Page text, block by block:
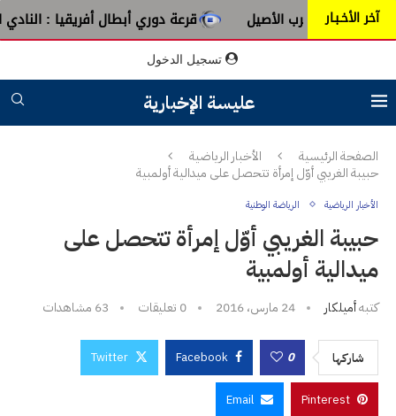
آخر الأخـبـار
عبق الطرب الأصيل قرعة دوري أبطال أفريقيا : النادي
تسجيل الدخول
عليسة الإخبارية
الصفحة الرئيسية
الأخبار الرياضية
حبيبة الغريبي أوّل إمرأة تتحصل على ميدالية أولمبية
الأخبار الرياضية الرياضة الوطنية
حبيبة الغريبي أوّل إمرأة تتحصل على
ميدالية أولمبية
كتبهأميلكار 24 مارس، 2016 0 تعليقات 63 مشاهدات
شاركها 0
Facebook
Twitter
Pinterest
Email